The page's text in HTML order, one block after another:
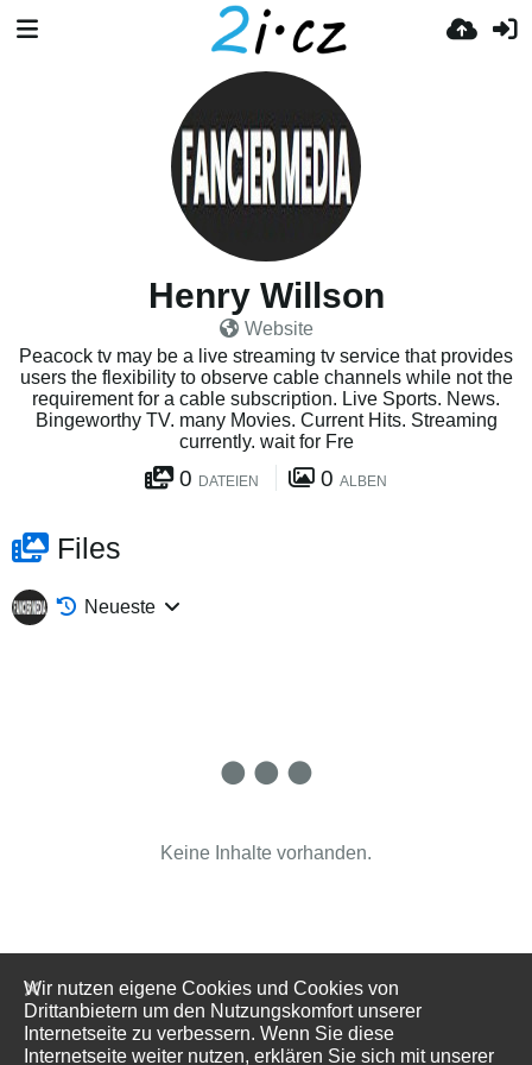
Henry Willson
Website
Peacock tv may be a live streaming tv service that provides
users the flexibility to observe cable channels while not the
requirement for a cable subscription. Live Sports. News.
Bingeworthy TV. many Movies. Current Hits. Streaming
currently. wait for Fre
0 DATEIEN 0 ALBEN
Files
Neueste
Keine Inhalte vorhanden.
Wir nutzen eigene Cookies und Cookies von
Drittanbietern um den Nutzungskomfort unserer
Internetseite zu verbessern. Wenn Sie diese
Internetseite weiter nutzen, erklären Sie sich mit unserer